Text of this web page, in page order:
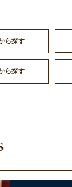
ら探す
ら探す